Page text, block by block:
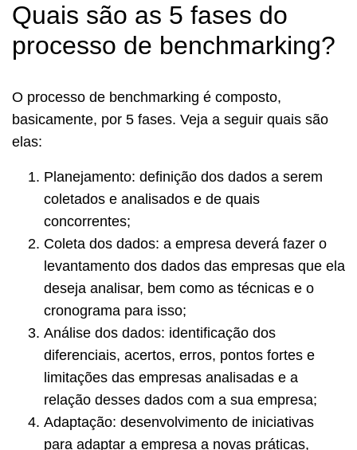
Quais são as 5 fases do
processo de benchmarking?
O processo de benchmarking é composto,
basicamente, por 5 fases. Veja a seguir quais são
elas:
Planejamento: definição dos dados a serem
coletados e analisados e de quais
concorrentes;
Coleta dos dados: a empresa deverá fazer o
levantamento dos dados das empresas que ela
deseja analisar, bem como as técnicas e o
cronograma para isso;
Análise dos dados: identificação dos
diferenciais, acertos, erros, pontos fortes e
limitações das empresas analisadas e a
relação desses dados com a sua empresa;
Adaptação: desenvolvimento de iniciativas
para adaptar a empresa a novas práticas,